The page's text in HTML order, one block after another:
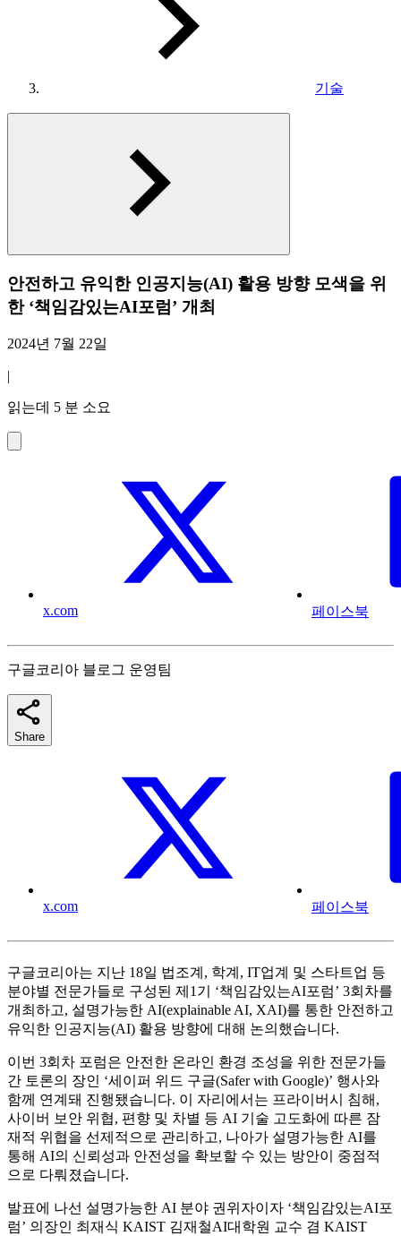
기술
안전하고 유익한 인공지능(AI) 활용 방향 모색을 위
한 ‘책임감있는AI포럼’ 개최
2024년 7월 22일
|
읽는데 5 분 소요
x.com 페이스북
구글코리아 블로그 운영팀
Share
x.com 페이스북
구글코리아는 지난 18일 법조계, 학계, IT업계 및 스타트업 등
분야별 전문가들로 구성된 제1기 ‘책임감있는AI포럼’ 3회차를
개최하고, 설명가능한 AI(explainable AI, XAI)를 통한 안전하고
유익한 인공지능(AI) 활용 방향에 대해 논의했습니다.
이번 3회차 포럼은 안전한 온라인 환경 조성을 위한 전문가들
간 토론의 장인 ‘세이퍼 위드 구글(Safer with Google)’ 행사와
함께 연계돼 진행됐습니다. 이 자리에서는 프라이버시 침해,
사이버 보안 위협, 편향 및 차별 등 AI 기술 고도화에 따른 잠
재적 위협을 선제적으로 관리하고, 나아가 설명가능한 AI를
통해 AI의 신뢰성과 안전성을 확보할 수 있는 방안이 중점적
으로 다뤄졌습니다.
발표에 나선 설명가능한 AI 분야 권위자이자 ‘책임감있는AI포
럼’ 의장인 최재식 KAIST 김재철AI대학원 교수 겸 KAIST